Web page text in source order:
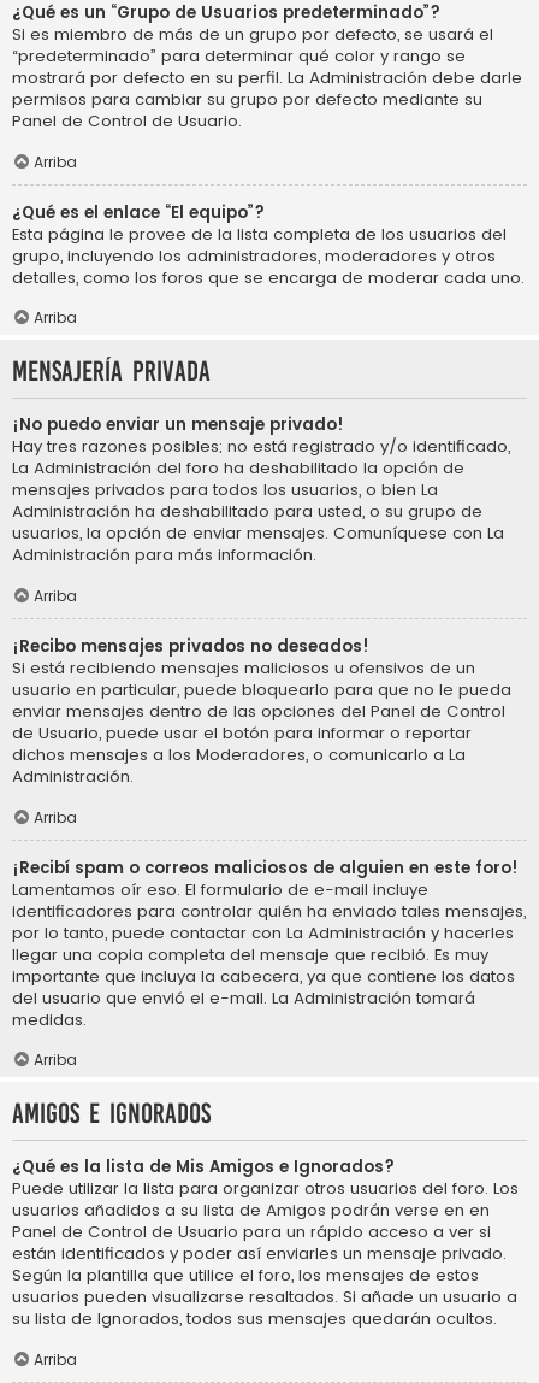
¿Qué es un “Grupo de Usuarios predeterminado”?
Si es miembro de más de un grupo por defecto, se usará el
“predeterminado” para determinar qué color y rango se
mostrará por defecto en su perfil. La Administración debe darle
permisos para cambiar su grupo por defecto mediante su
Panel de Control de Usuario.
Arriba
¿Qué es el enlace “El equipo”?
Esta página le provee de la lista completa de los usuarios del
grupo, incluyendo los administradores, moderadores y otros
detalles, como los foros que se encarga de moderar cada uno.
Arriba
Mensajería privada
¡No puedo enviar un mensaje privado!
Hay tres razones posibles; no está registrado y/o identificado,
La Administración del foro ha deshabilitado la opción de
mensajes privados para todos los usuarios, o bien La
Administración ha deshabilitado para usted, o su grupo de
usuarios, la opción de enviar mensajes. Comuníquese con La
Administración para más información.
Arriba
¡Recibo mensajes privados no deseados!
Si está recibiendo mensajes maliciosos u ofensivos de un
usuario en particular, puede bloquearlo para que no le pueda
enviar mensajes dentro de las opciones del Panel de Control
de Usuario, puede usar el botón para informar o reportar
dichos mensajes a los Moderadores, o comunicarlo a La
Administración.
Arriba
¡Recibí spam o correos maliciosos de alguien en este foro!
Lamentamos oír eso. El formulario de e-mail incluye
identificadores para controlar quién ha enviado tales mensajes,
por lo tanto, puede contactar con La Administración y hacerles
llegar una copia completa del mensaje que recibió. Es muy
importante que incluya la cabecera, ya que contiene los datos
del usuario que envió el e-mail. La Administración tomará
medidas.
Arriba
Amigos e Ignorados
¿Qué es la lista de Mis Amigos e Ignorados?
Puede utilizar la lista para organizar otros usuarios del foro. Los
usuarios añadidos a su lista de Amigos podrán verse en en
Panel de Control de Usuario para un rápido acceso a ver si
están identificados y poder así enviarles un mensaje privado.
Según la plantilla que utilice el foro, los mensajes de estos
usuarios pueden visualizarse resaltados. Si añade un usuario a
su lista de Ignorados, todos sus mensajes quedarán ocultos.
Arriba